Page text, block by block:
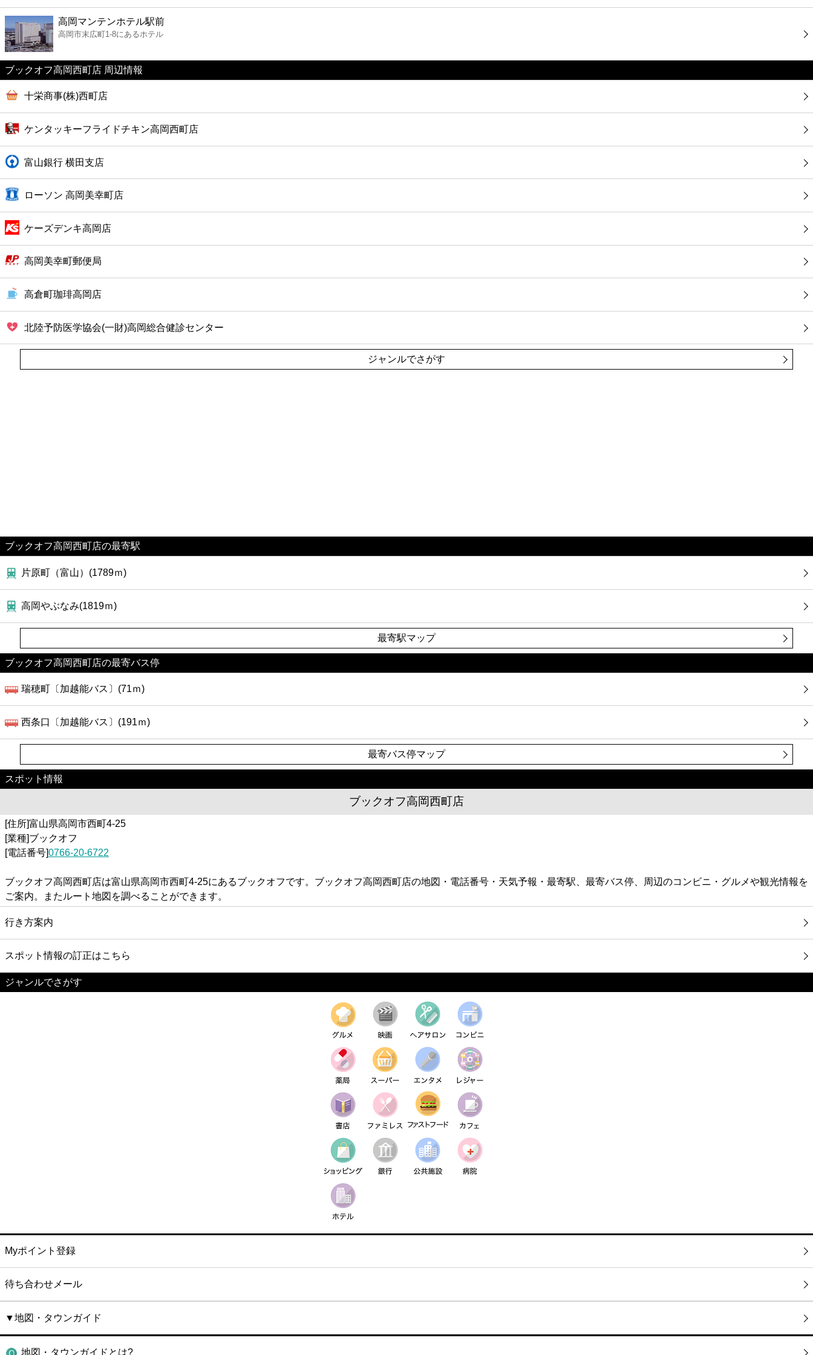
ファーストフード
カフェ
ショッピング
公共
病院
ホテル
高岡マンテンホテル駅前
高岡市末広町1-8にあるホテル
ブックオフ高岡西町店 周辺情報
十栄商事(株)西町店
ケンタッキーフライドチキン高岡西町店
富山銀行 横田支店
ローソン 高岡美幸町店
ケーズデンキ高岡店
高岡美幸町郵便局
高倉町珈琲高岡店
北陸予防医学協会(一財)高岡総合健診センター
ジャンルでさがす
ブックオフ高岡西町店の最寄駅
片原町（富山）(1789ｍ)
高岡やぶなみ(1819ｍ)
最寄駅マップ
ブックオフ高岡西町店の最寄バス停
瑞穂町〔加越能バス〕(71ｍ)
西条口〔加越能バス〕(191ｍ)
最寄バス停マップ
スポット情報
ブックオフ高岡西町店
[住所]富山県高岡市西町4-25
[業種]ブックオフ
[電話番号]0766-20-6722
ブックオフ高岡西町店は富山県高岡市西町4-25にあるブックオフです。ブックオフ高岡西町店の地図・電話番号・天気予報・最寄駅、最寄バス停、周辺のコンビニ・グルメや観光情報を
ご案内。またルート地図を調べることができます。
行き方案内
スポット情報の訂正はこちら
ジャンルでさがす
Myポイント登録
待ち合わせメール
▼地図・タウンガイド
地図・タウンガイドとは?